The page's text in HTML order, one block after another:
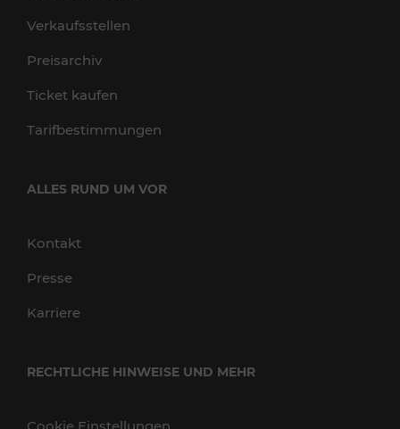
Verkaufsstellen
Preisarchiv
Ticket kaufen
Tarifbestimmungen
ALLES RUND UM VOR
Kontakt
Presse
Karriere
RECHTLICHE HINWEISE UND MEHR